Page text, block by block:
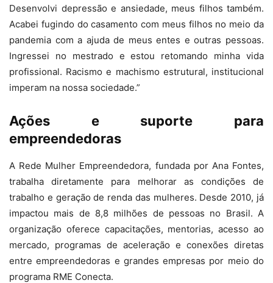
Desenvolvi depressão e ansiedade, meus filhos também.
Acabei fugindo do casamento com meus filhos no meio da
pandemia com a ajuda de meus entes e outras pessoas.
Ingressei no mestrado e estou retomando minha vida
profissional. Racismo e machismo estrutural, institucional
imperam na nossa sociedade.”
Ações e suporte para
empreendedoras
A Rede Mulher Empreendedora, fundada por Ana Fontes,
trabalha diretamente para melhorar as condições de
trabalho e geração de renda das mulheres. Desde 2010, já
impactou mais de 8,8 milhões de pessoas no Brasil. A
organização oferece capacitações, mentorias, acesso ao
mercado, programas de aceleração e conexões diretas
entre empreendedoras e grandes empresas por meio do
programa RME Conecta.